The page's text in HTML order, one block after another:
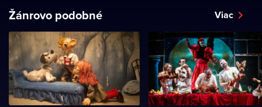
Žánrovo podobné Viac